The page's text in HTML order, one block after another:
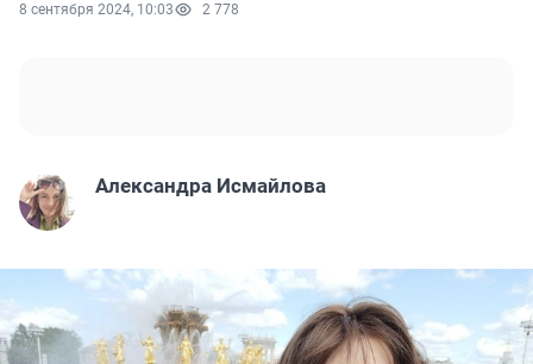
8 сентября 2024, 10:03 2 778
Александра Исмайлова